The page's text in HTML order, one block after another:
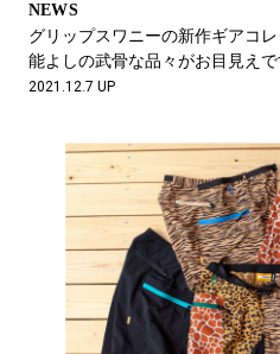
NEWS
グリップスワニーの新作ギアコ
能よしの武骨な品々がお目見えで
2021.12.7 UP